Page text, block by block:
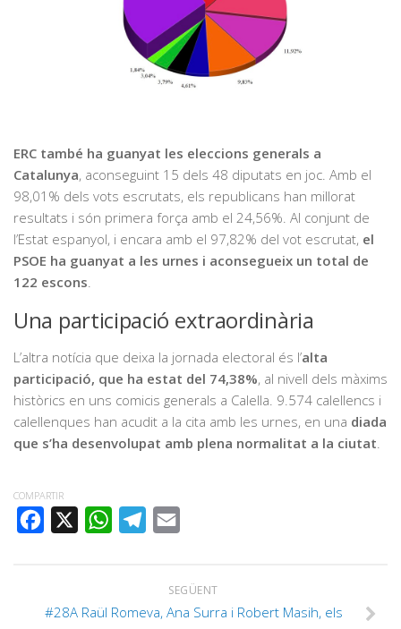
ERC també ha guanyat les eleccions generals a
Catalunya, aconseguint 15 dels 48 diputats en joc. Amb el
98,01% dels vots escrutats, els republicans han millorat
resultats i són primera força amb el 24,56%. Al conjunt de
l’Estat espanyol, i encara amb el 97,82% del vot escrutat, el
PSOE ha guanyat a les urnes i aconsegueix un total de
122 escons.
Una participació extraordinària
L’altra notícia que deixa la jornada electoral és l’alta
participació, que ha estat del 74,38%, al nivell dels màxims
històrics en uns comicis generals a Calella. 9.574 calellencs i
calellenques han acudit a la cita amb les urnes, en una diada
que s’ha desenvolupat amb plena normalitat a la ciutat.
COMPARTIR
FACEBOOK
WHATSAPPTELEGRAM
SEGÜENT
#28A Raül Romeva, Ana Surra i Robert Masih, els